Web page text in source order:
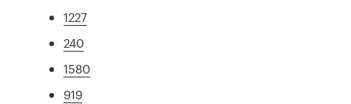
1227
240
1580
919